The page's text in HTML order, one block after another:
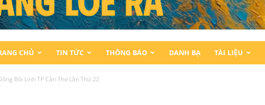
CHỦ TIN TỨC THÔNG BÁO DANH BẠ TÀI LIỆU
Bồi Linh TP Cần Thơ Lần Thứ 22